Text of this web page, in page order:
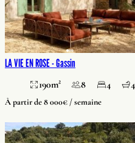
LA VIE EN ROSE -Gassin
190m² 8 4 4
À partir de 8 000€ / semaine